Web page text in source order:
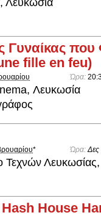
Γυναίκας που
fille en feu)
Ώρα:
Λευκωσία
* Ώρα: Δες
Τεχνών
House